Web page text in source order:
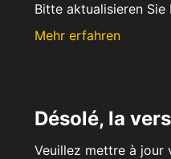
Bitte aktualisieren
Mehr erfahren
Désolé, la
Veuillez mettre à